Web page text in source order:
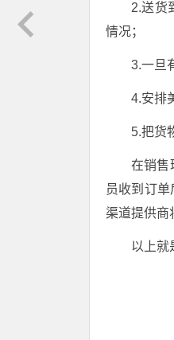
2.送货
情况；
3.一旦
4.安排
5.把货
在销售
员收到订
渠道提供商
以上就